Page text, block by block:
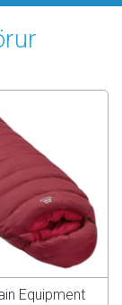
Equipment